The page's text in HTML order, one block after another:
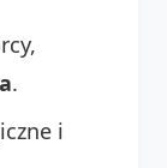
.
i